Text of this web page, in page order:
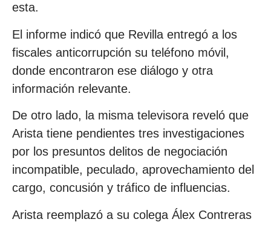
esta.
El informe indicó que Revilla entregó a los
fiscales anticorrupción su teléfono móvil,
donde encontraron ese diálogo y otra
información relevante.
De otro lado, la misma televisora reveló que
Arista tiene pendientes tres investigaciones
por los presuntos delitos de negociación
incompatible, peculado, aprovechamiento del
cargo, concusión y tráfico de influencias.
Arista reemplazó a su colega Álex Contreras